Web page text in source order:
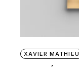
XAVIER MATHIEU